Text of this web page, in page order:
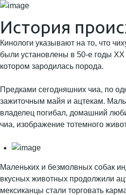
История
Кинологи указывают на то, что
были установлены в 50-е годы ХХ
котором зародилась порода.
Предками сегодняшних чиа, по
зажиточным майя и ацтекам.
владелец погибал, домашний
чиа, изображение тотемного
Маленьких и безмолвных собак
вкусных животных продолжили
мексиканцы стали торговать